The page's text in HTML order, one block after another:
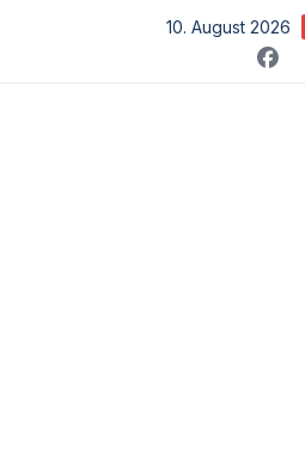
springen
10. August 2026